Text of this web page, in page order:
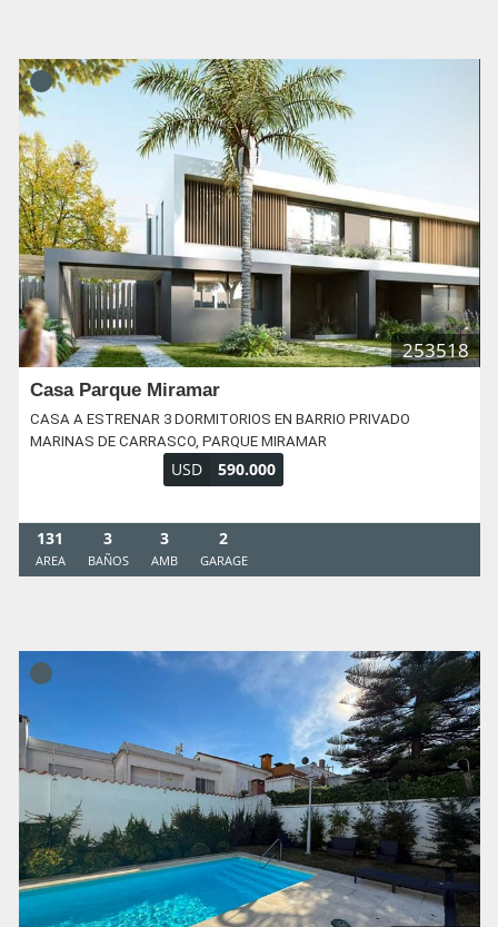
253518
Casa Parque Miramar
CASA A ESTRENAR 3 DORMITORIOS EN BARRIO PRIVADO
MARINAS DE CARRASCO, PARQUE MIRAMAR
USD 590.000
131
AREA
3
BAÑOS
3
AMB
2
GARAGE